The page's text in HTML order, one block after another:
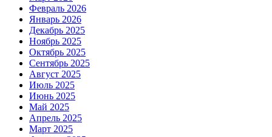
Февраль 2026
Январь 2026
Декабрь 2025
Ноябрь 2025
Октябрь 2025
Сентябрь 2025
Август 2025
Июль 2025
Июнь 2025
Май 2025
Апрель 2025
Март 2025